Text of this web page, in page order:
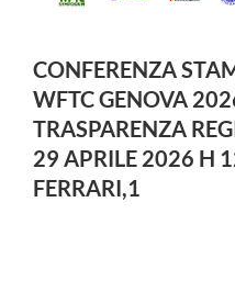
CONFERENZA
WFTC GENOVA
TRASPARENZA
29 APRILE 2026 H
FERRARI,1